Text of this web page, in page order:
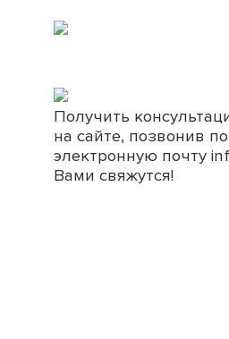
Получить
на сайте, позвонив
электронную почту
Вами свяжутся!